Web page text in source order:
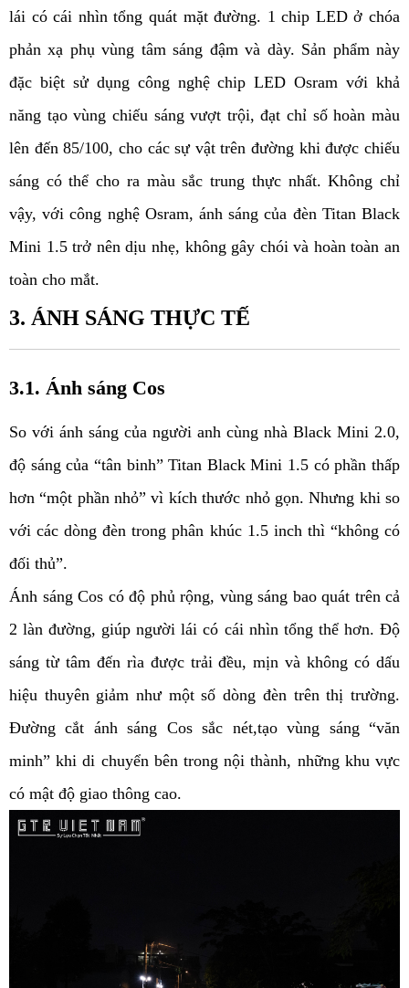
lái có cái nhìn tổng quát mặt đường. 1 chip LED ở chóa
phản xạ phụ vùng tâm sáng đậm và dày. Sản phẩm này
đặc biệt sử dụng công nghệ chip LED Osram với khả
năng tạo vùng chiếu sáng vượt trội, đạt chỉ số hoàn màu
lên đến 85/100, cho các sự vật trên đường khi được chiếu
sáng có thể cho ra màu sắc trung thực nhất. Không chỉ
vậy, với công nghệ Osram, ánh sáng của đèn Titan Black
Mini 1.5 trở nên dịu nhẹ, không gây chói và hoàn toàn an
toàn cho mắt.
3. ÁNH SÁNG THỰC TẾ
3.1. Ánh sáng Cos
So với ánh sáng của người anh cùng nhà Black Mini 2.0,
độ sáng của “tân binh” Titan Black Mini 1.5 có phần thấp
hơn “một phần nhỏ” vì kích thước nhỏ gọn. Nhưng khi so
với các dòng đèn trong phân khúc 1.5 inch thì “không có
đối thủ”.
Ánh sáng Cos có độ phủ rộng, vùng sáng bao quát trên cả
2 làn đường, giúp người lái có cái nhìn tổng thể hơn. Độ
sáng từ tâm đến rìa được trải đều, mịn và không có dấu
hiệu thuyên giảm như một số dòng đèn trên thị trường.
Đường cắt ánh sáng Cos sắc nét,tạo vùng sáng “văn
minh” khi di chuyển bên trong nội thành, những khu vực
có mật độ giao thông cao.